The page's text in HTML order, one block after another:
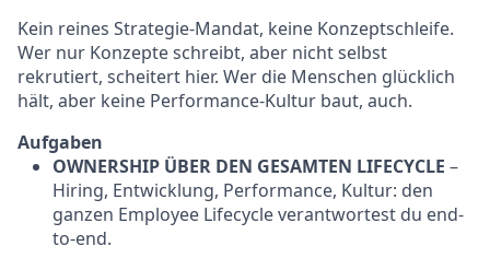
Kein reines Strategie-Mandat, keine Konzeptschleife.
Wer nur Konzepte schreibt, aber nicht selbst
rekrutiert, scheitert hier. Wer die Menschen glücklich
hält, aber keine Performance-Kultur baut, auch.
Aufgaben
OWNERSHIP ÜBER DEN GESAMTEN LIFECYCLE –
Hiring, Entwicklung, Performance, Kultur: den
ganzen Employee Lifecycle verantwortest du end-
to-end.